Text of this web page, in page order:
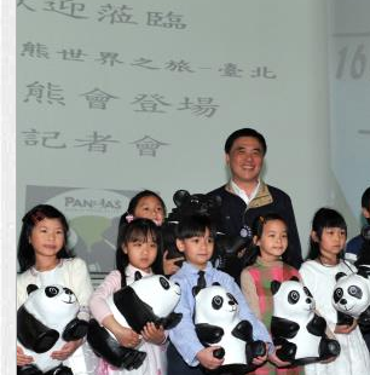
English
常
問
即
時
新
聞
澄
清